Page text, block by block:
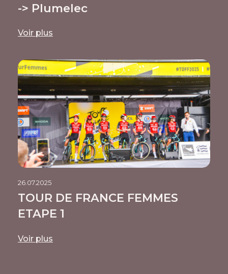
-> Plumelec
Voir plus
26.07.2025
TOUR DE FRANCE FEMMES
ETAPE 1
Voir plus